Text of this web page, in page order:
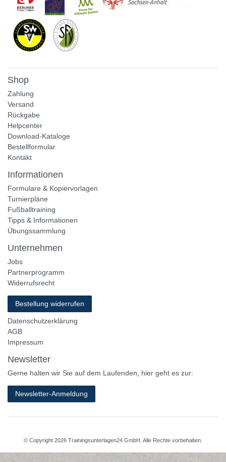
Shop
Zahlung
Versand
Rückgabe
Helpcenter
Download-Kataloge
Bestellformular
Kontakt
Informationen
Formulare & Kopiervorlagen
Turnierpläne
Fußballtraining
Tipps & Informationen
Übungssammlung
Unternehmen
Jobs
Partnerprogramm
Widerrufsrecht
Bestellung widerrufen
Datenschutzerklärung
AGB
Impressum
Newsletter
Gerne halten wir Sie auf dem Laufenden, hier geht es zur:
Newsletter-Anmeldung
© Copyright 2026 Trainingsunterlagen24 GmbH. Alle Rechte vorbehalten.